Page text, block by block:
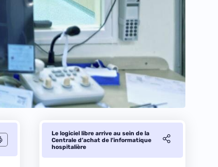
Le logiciel libre arrive au sein de la
Centrale d’achat de l’informatique
hospitalière